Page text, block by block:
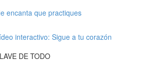
encanta que practiques
interactivo: Sigue a tu corazón
DE TODO